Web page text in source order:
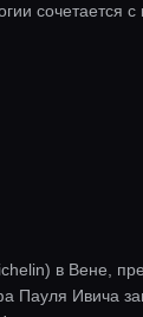
сочетается
в Вене,
Ивича